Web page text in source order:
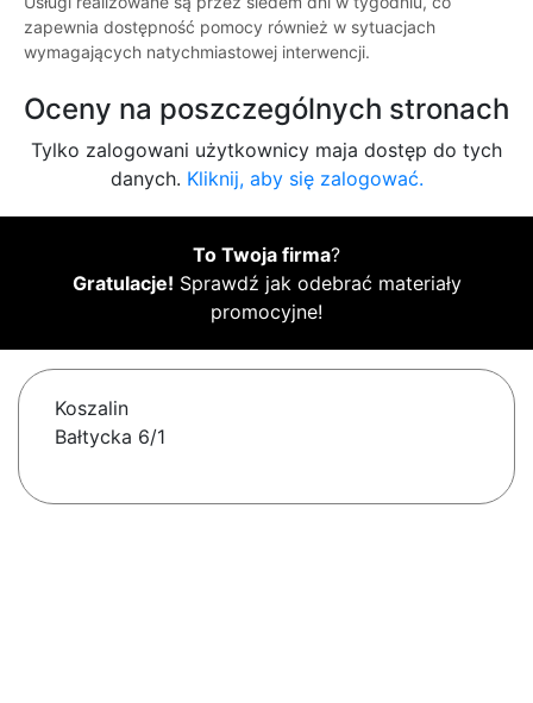
zapewnia dostępność pomocy również w sytuacjach
wymagających natychmiastowej interwencji.
Oceny na poszczególnych stronach
Tylko zalogowani użytkownicy maja dostęp do tych
danych. Kliknij, aby się zalogować.
To Twoja firma?
Gratulacje! Sprawdź jak odebrać materiały
promocyjne!
Koszalin
Bałtycka 6/1